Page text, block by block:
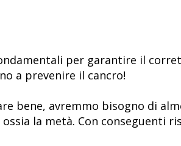
per garantire il
a prevenire il cancro!
bene, avremmo bisogno di
la metà. Con conseguenti